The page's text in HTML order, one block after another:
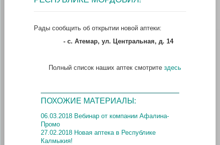
Рады сообщить об открытии новой аптеки:
- с. Атемар, ул. Центральная, д. 14
Полный список наших аптек смотрите здесь
ПОХОЖИЕ МАТЕРИАЛЫ:
06.03.2018 Вебинар от компании Афалина-
Промо
27.02.2018 Новая аптека в Республике
Калмыкия!